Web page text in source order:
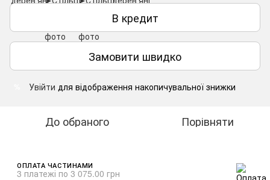
В кредит
Замовити швидко
Увійти для відображення накопичувальної знижки
До обраного Порівняти
ОПЛАТА ЧАСТИНАМИ
3 платежі по 3 075.00 грн